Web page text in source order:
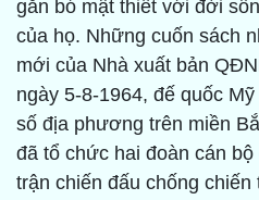
gắn bó mật thiết với đời
của họ. Những cuốn sách
mới của Nhà xuất bản
ngày 5-8-1964, đế quốc
số địa phương trên miền
đã tổ chức hai đoàn cán
trận chiến đấu chống